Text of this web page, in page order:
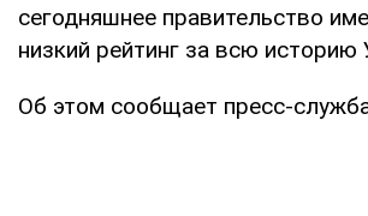
сегодняшнее правительство
низкий рейтинг за всю историю
Об этом сообщает пресс-